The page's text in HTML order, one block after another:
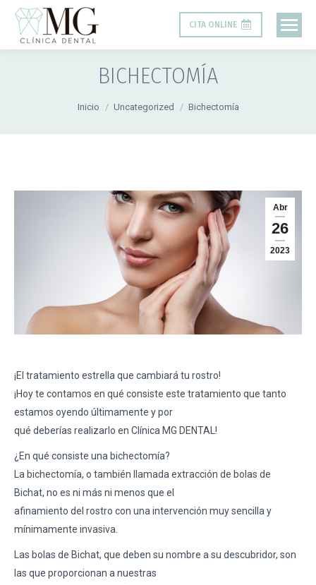
CITA ONLINE
BICHECTOMÍA
Inicio Uncategorized Bichectomía
Abr
26
2023
¡El tratamiento estrella que cambiará tu rostro!
¡Hoy te contamos en qué consiste este tratamiento que tanto
estamos oyendo últimamente y por
qué deberías realizarlo en Clínica MG DENTAL!
¿En qué consiste una bichectomía?
La bichectomía, o también llamada extracción de bolas de
Bichat, no es ni más ni menos que el
afinamiento del rostro con una intervención muy sencilla y
mínimamente invasiva.
Las bolas de Bichat, que deben su nombre a su descubridor, son
las que proporcionan a nuestras